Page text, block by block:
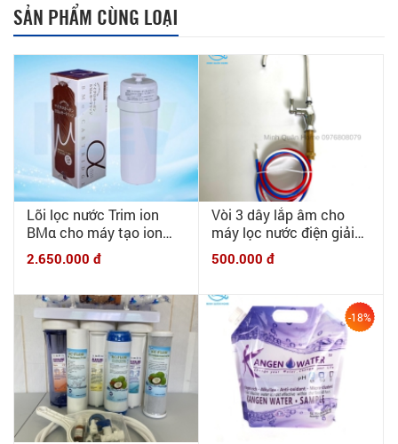
SẢN PHẨM CÙNG LOẠI
Lõi lọc nước Trim ion
BMα cho máy tạo ion
kiềm TRIM ION TI9000,
TRIM 5HX, TRIM H1,
2.650.000 đ
Vòi 3 dây lắp âm cho
máy lọc nước điện giải
6mm - Vòi 3 dây lắp âm
chuyên dụng cho máy
500.000 đ
-18%